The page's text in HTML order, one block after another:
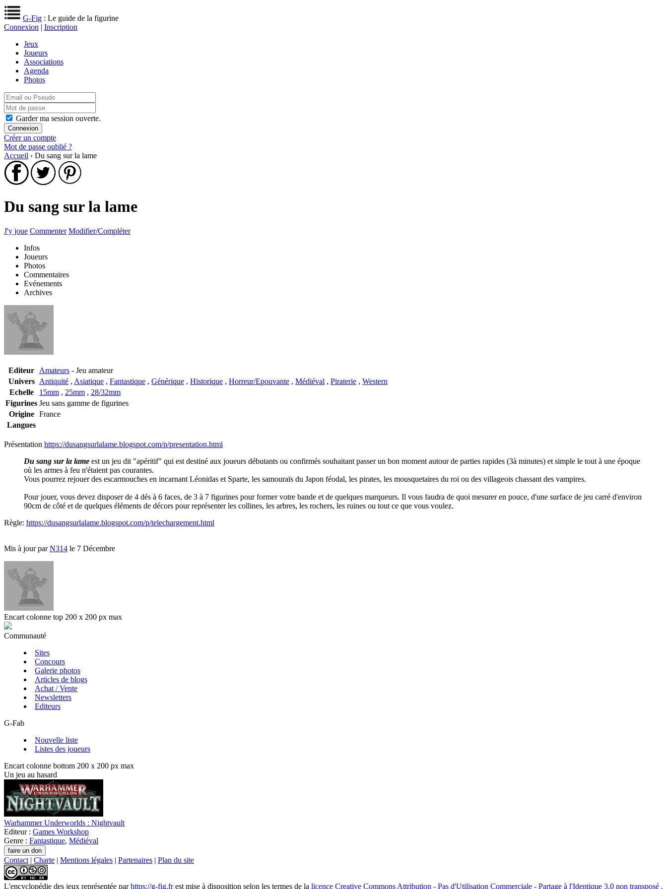
G-Fig : Le guide de la figurine
Connexion | Inscription
Jeux
Joueurs
Associations
Agenda
Photos
Garder ma session ouverte.
Créer un compte
Mot de passe oublié ?
Accueil › Du sang sur la lame
Du sang sur la lame
J'y joue Commenter Modifier/Compléter
Infos
Joueurs
Photos
Commentaires
Evénements
Archives
Editeur Amateurs - Jeu amateur
Univers
Antiquité , Asiatique , Fantastique , Générique , Historique , Horreur/Epouvante , Médiéval , Piraterie , Western
Echelle
15mm , 25mm , 28/32mm
Figurines Jeu sans gamme de figurines
Origine
France
Langues
Présentation https://dusangsurlalame.blogspot.com/p/presentation.html
Du sang sur la lame est un jeu dit "apéritif" qui est destiné aux joueurs débutants ou confirmés souhaitant passer un bon moment autour de parties rapides (3à minutes) et simple le tout à une époque
où les armes à feu n'étaient pas courantes.
Vous pourrez rejouer des escarmouches en incarnant Léonidas et Sparte, les samouraïs du Japon féodal, les pirates, les mousquetaires du roi ou des villageois chassant des vampires.
Pour jouer, vous devez disposer de 4 dés à 6 faces, de 3 à 7 figurines pour former votre bande et de quelques marqueurs. Il vous faudra de quoi mesurer en pouce, d'une surface de jeu carré d'environ
90cm de côté et de quelques éléments de décors pour représenter les collines, les arbres, les rochers, les ruines ou tout ce que vous voulez.
Règle: https://dusangsurlalame.blogspot.com/p/telechargement.html
Mis à jour parN314 le 7 Décembre
Encart colonne top 200 x 200 px max
Communauté
Sites
Concours
Galerie photos
Articles de blogs
Achat / Vente
Newsletters
Editeurs
G-Fab
Nouvelle liste
Listes des joueurs
Encart colonne bottom 200 x 200 px max
Un jeu au hasard
Warhammer Underworlds : Nightvault
Editeur : Games Workshop
Genre : Fantastique, Médiéval
Contact | Charte | Mentions légales | Partenaires | Plan du site
L'encyclopédie des jeux représentée parhttps://g-fig.frest mise à disposition selon les termes de la licence Creative Commons Attribution - Pas d'Utilisation Commerciale - Partage à l'Identique 3.0 non transposé .